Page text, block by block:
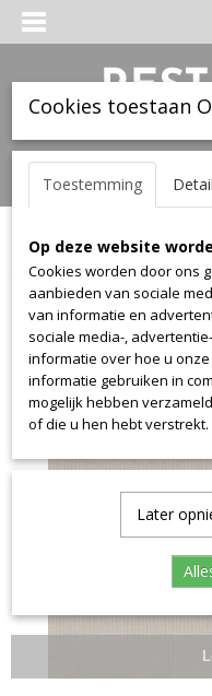
Inloggen Registreren
Home >Stof>Kvadrat>
Cookies toestaan
Toestemming
Op deze website
Cookies worden door ons
aanbieden van sociale
van informatie en
sociale media-,
informatie over hoe u
informatie gebruiken in
mogelijk hebben
of die u hen hebt verstrekt.
Later